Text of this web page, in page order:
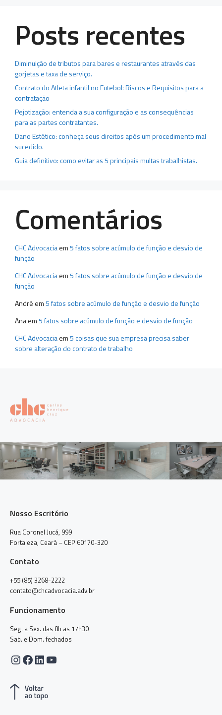
Posts recentes
Diminuição de tributos para bares e restaurantes através das
gorjetas e taxa de serviço.
Contrato do Atleta infantil no Futebol: Riscos e Requisitos para a
contratação
Pejotização: entenda a sua configuração e as consequências
para as partes contratantes.
Dano Estético: conheça seus direitos após um procedimento mal
sucedido.
Guia definitivo: como evitar as 5 principais multas trabalhistas.
Comentários
CHC Advocaciaem5 fatos sobre acúmulo de função e desvio de
função
CHC Advocaciaem5 fatos sobre acúmulo de função e desvio de
função
André em5 fatos sobre acúmulo de função e desvio de função
Anaem5 fatos sobre acúmulo de função e desvio de função
CHC Advocaciaem5 coisas que sua empresa precisa saber
sobre alteração do contrato de trabalho
Nosso Escritório
Rua Coronel Jucá, 999
Fortaleza, Ceará – CEP 60170-320
Contato
+55 (85) 3268-2222
contato@chcadvocacia.adv.br
Funcionamento
Seg. a Sex. das 8h as 17h30
Sab. e Dom. fechados
Instagram
Facebook
LinkedIn
Youtube